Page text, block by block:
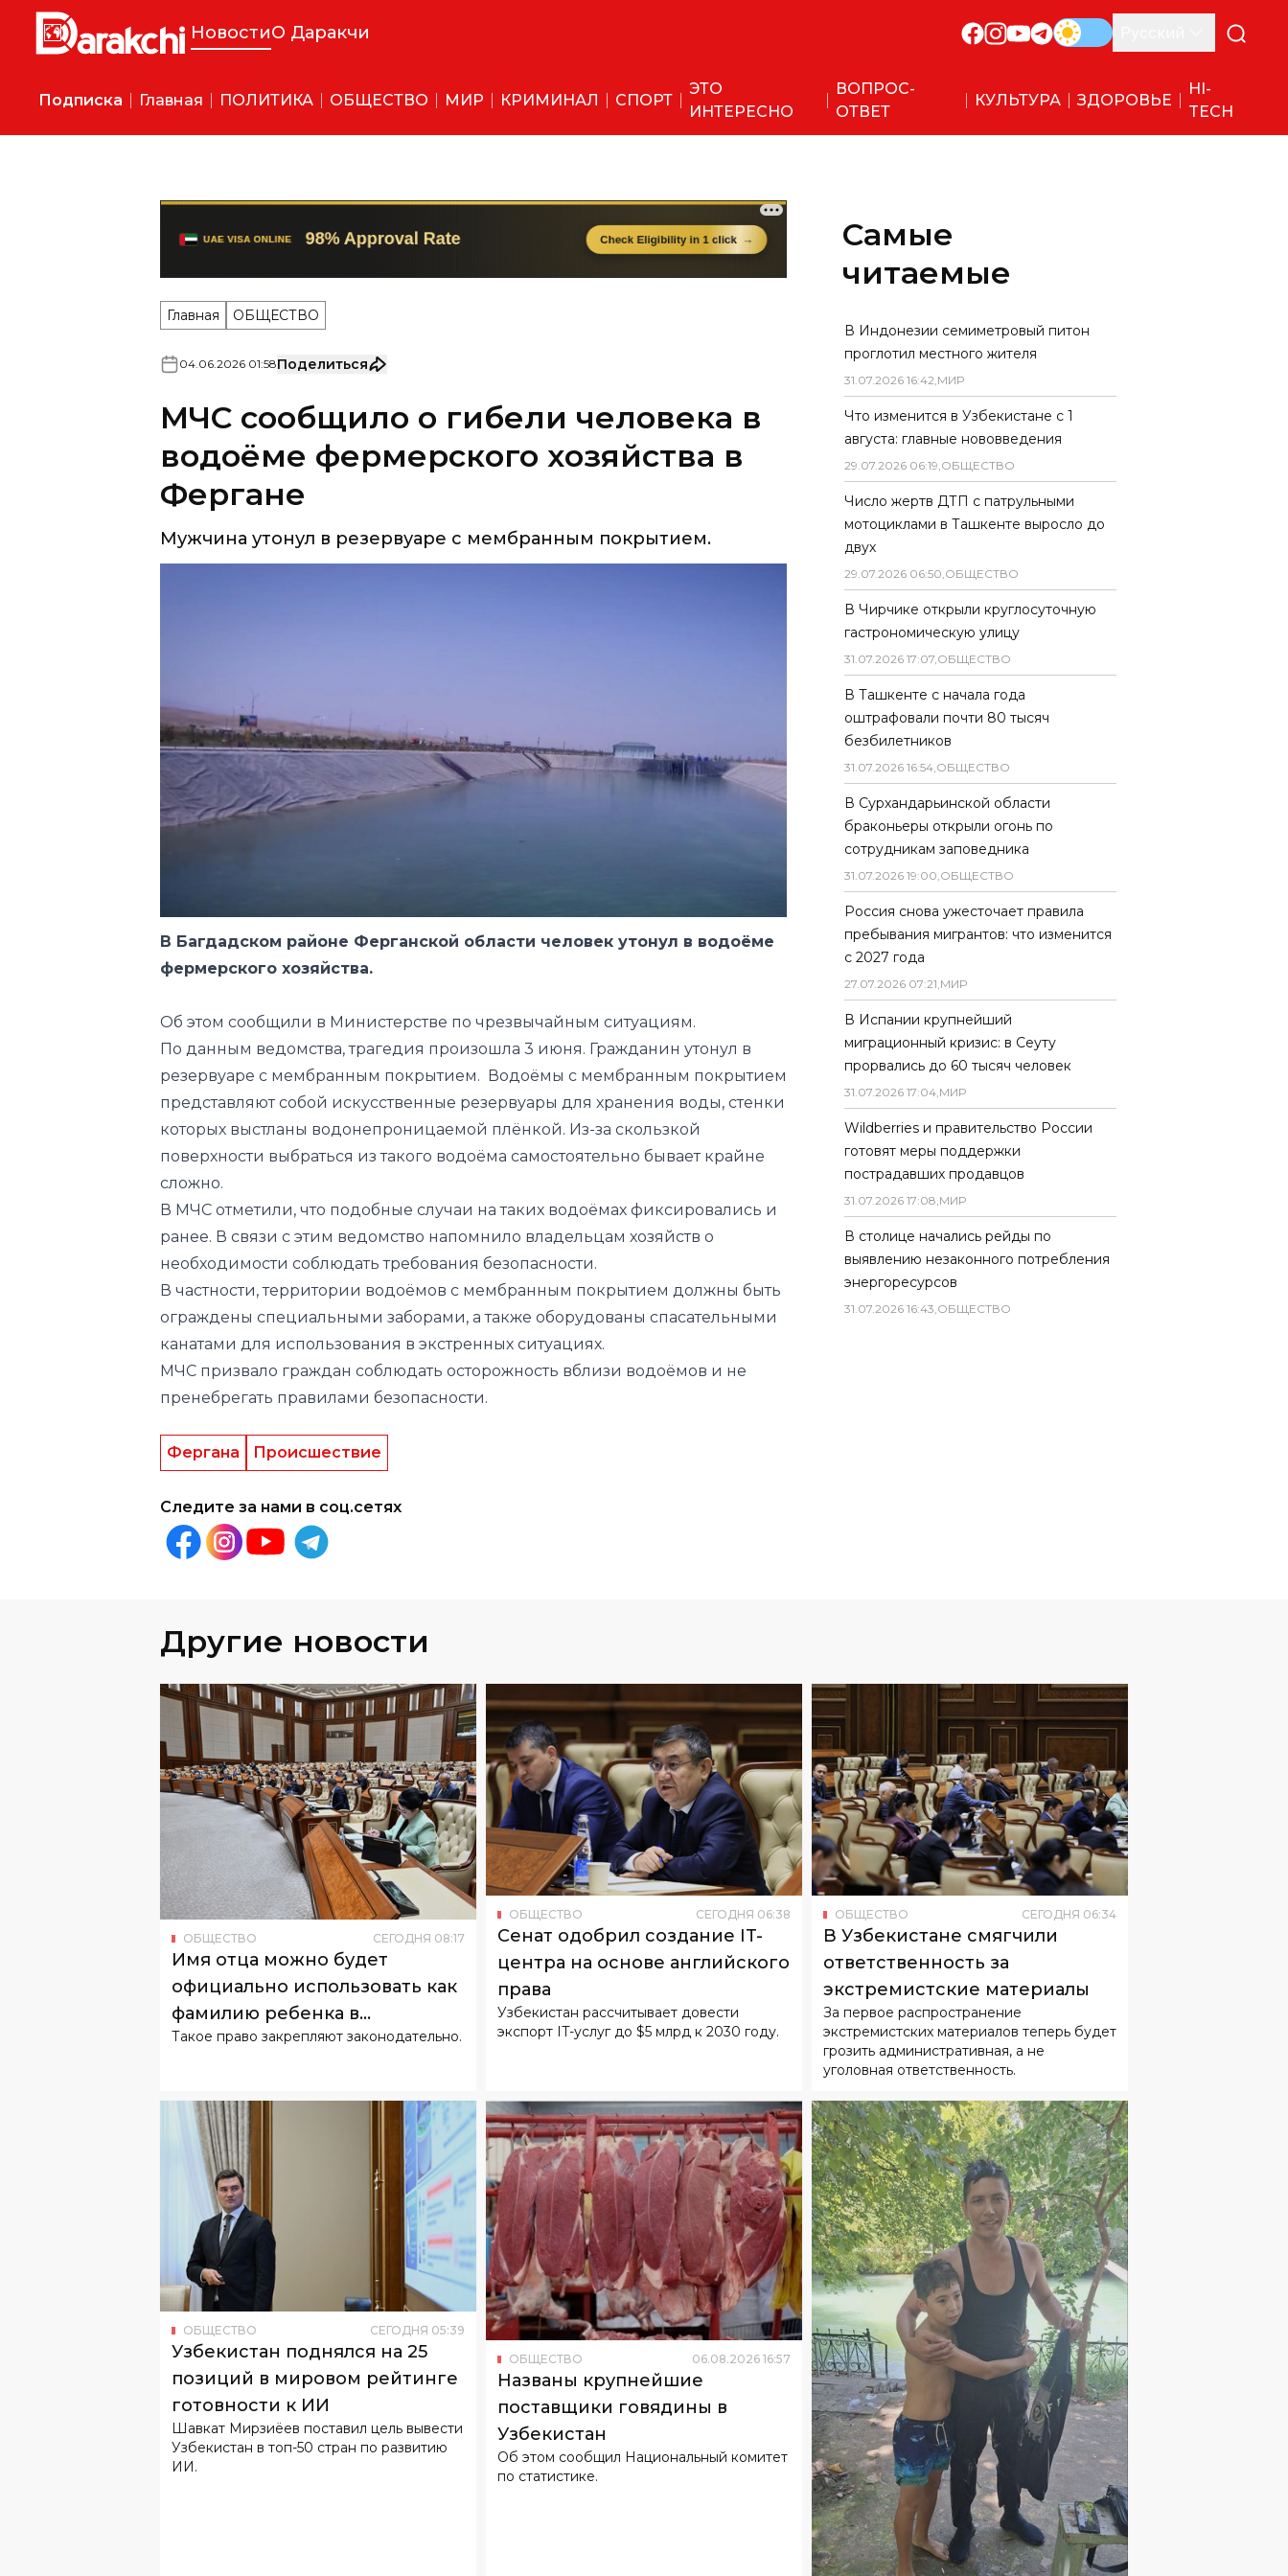
НовостиО Даракчи
Подписка Главная ПОЛИТИКА ОБЩЕСТВО МИР КРИМИНАЛ СПОРТ
ЭТО
ИНТЕРЕСНО
ВОПРОС-
ОТВЕТ
КУЛЬТУРА ЗДОРОВЬЕ
HI-
TECH
Главная ОБЩЕСТВО
04 06 2026 01:58Поделиться
МЧС сообщило о гибели человека в
водоёме фермерского хозяйства в
Фергане
Мужчина утонул в резервуаре с мембранным покрытием.
В Багдадском районе Ферганской области человек утонул в водоёме
фермерского хозяйства.
Об этом сообщили в Министерстве по чрезвычайным ситуациям.
По данным ведомства, трагедия произошла 3 июня. Гражданин утонул в
резервуаре с мембранным покрытием. Водоёмы с мембранным покрытием
представляют собой искусственные резервуары для хранения воды, стенки
которых выстланы водонепроницаемой плёнкой. Из-за скользкой
поверхности выбраться из такого водоёма самостоятельно бывает крайне
сложно.
В МЧС отметили, что подобные случаи на таких водоёмах фиксировались и
ранее. В связи с этим ведомство напомнило владельцам хозяйств о
необходимости соблюдать требования безопасности.
В частности, территории водоёмов с мембранным покрытием должны быть
ограждены специальными заборами, а также оборудованы спасательными
канатами для использования в экстренных ситуациях.
МЧС призвало граждан соблюдать осторожность вблизи водоёмов и не
пренебрегать правилами безопасности.
Фергана Происшествие
Следите за нами в соц.сетях
Самые
читаемые
В Индонезии семиметровый питон
проглотил местного жителя
31.07.2026 16:42,МИР
Что изменится в Узбекистане с 1
августа: главные нововведения
29.07.2026 06:19,ОБЩЕСТВО
Число жертв ДТП с патрульными
мотоциклами в Ташкенте выросло до
двух
29.07.2026 06:50,ОБЩЕСТВО
В Чирчике открыли круглосуточную
гастрономическую улицу
31.07.2026 17:07,ОБЩЕСТВО
В Ташкенте с начала года
оштрафовали почти 80 тысяч
безбилетников
31.07.2026 16:54,ОБЩЕСТВО
В Сурхандарьинской области
браконьеры открыли огонь по
сотрудникам заповедника
31.07.2026 19:00,ОБЩЕСТВО
Россия снова ужесточает правила
пребывания мигрантов: что изменится
с 2027 года
27.07.2026 07:21,МИР
В Испании крупнейший
миграционный кризис: в Сеуту
прорвались до 60 тысяч человек
31.07.2026 17:04,МИР
Wildberries и правительство России
готовят меры поддержки
пострадавших продавцов
31.07.2026 17:08,МИР
В столице начались рейды по
выявлению незаконного потребления
энергоресурсов
31.07.2026 16:43,ОБЩЕСТВО
Другие новости
ОБЩЕСТВО СЕГОДНЯ 08:17
Имя отца можно будет
официально использовать как
фамилию ребенка в
Узбекистане
Такое право закрепляют законодательно.
ОБЩЕСТВО СЕГОДНЯ 06:38
Сенат одобрил создание IT-
центра на основе английского
права
Узбекистан рассчитывает довести
экспорт IT-услуг до $5 млрд к 2030 году.
ОБЩЕСТВО СЕГОДНЯ 06:34
В Узбекистане смягчили
ответственность за
экстремистские материалы
За первое распространение
экстремистских материалов теперь будет
грозить административная, а не
уголовная ответственность.
ОБЩЕСТВО СЕГОДНЯ 05:39
Узбекистан поднялся на 25
позиций в мировом рейтинге
готовности к ИИ
Шавкат Мирзиёев поставил цель вывести
Узбекистан в топ-50 стран по развитию
ИИ.
ОБЩЕСТВО 06.08.2026 16:57
Названы крупнейшие
поставщики говядины в
Узбекистан
Об этом сообщил Национальный комитет
по статистике.